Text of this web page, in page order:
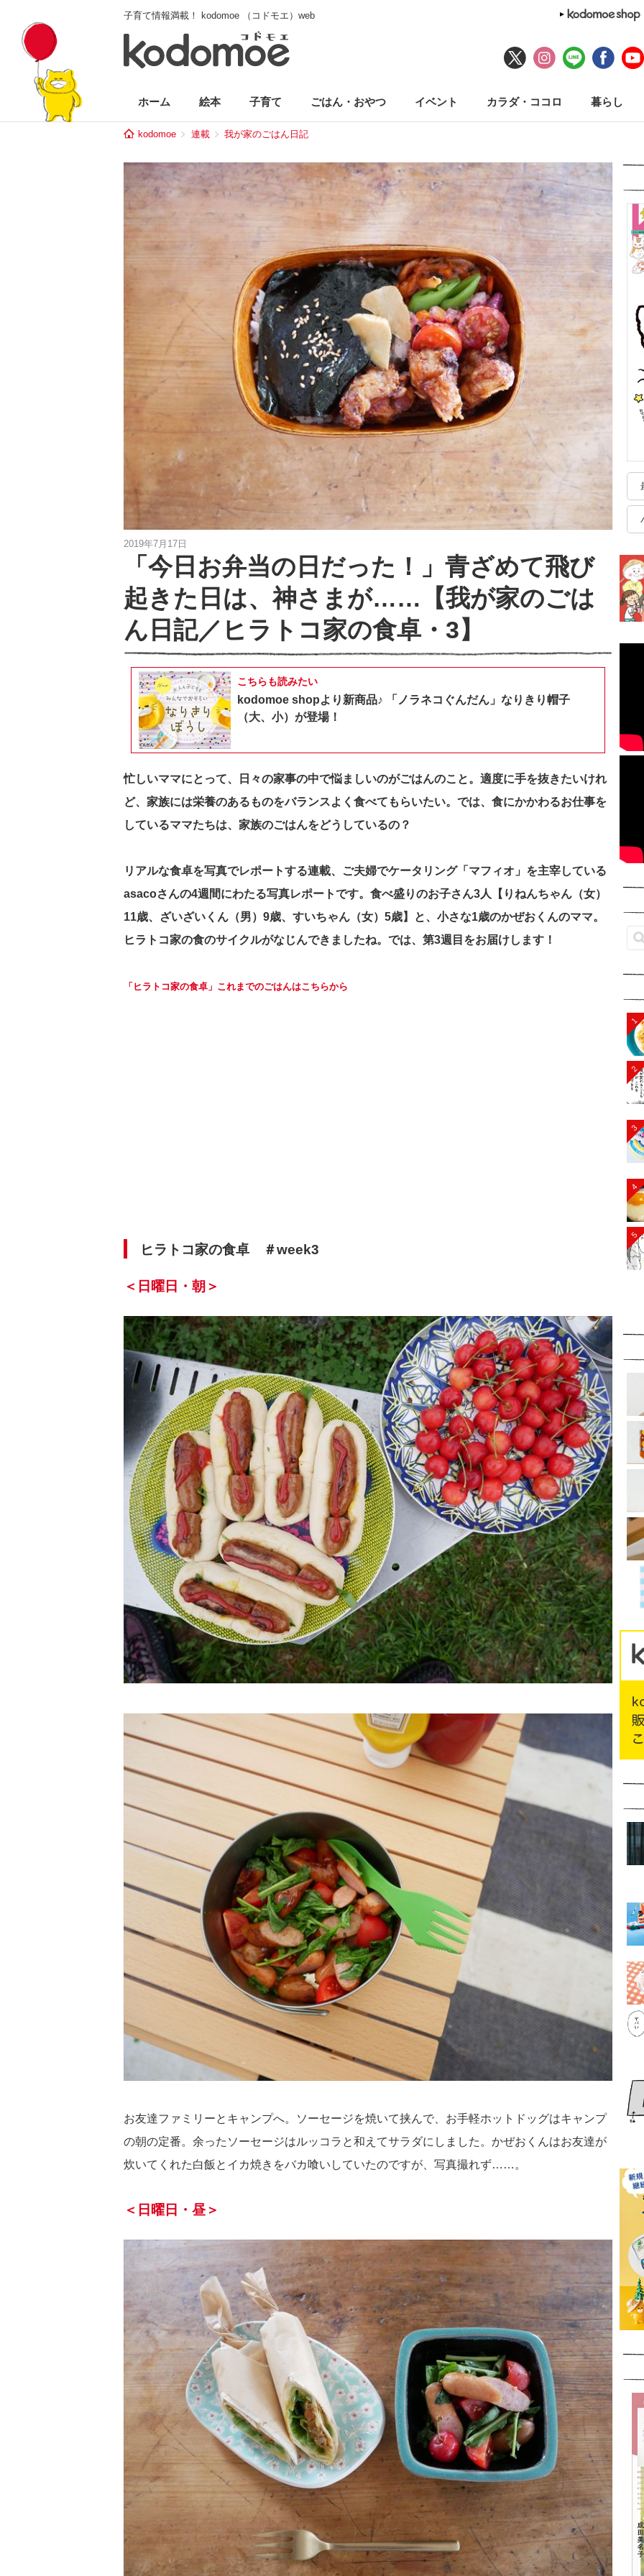
子育て情報満載！ kodomoe （コドモエ）web
ホーム 絵本 子育て ごはん・おやつ イベント カラダ・ココロ 暮らし
kodomoe 連載 我が家のごはん日記
2019年7月17日
「今日お弁当の日だった！」青ざめて飛び
起きた日は、神さまが……【我が家のごは
ん日記／ヒラトコ家の食卓・3】
こちらも読みたい
kodomoe shopより新商品♪ 「ノラネコぐんだん」なりきり帽子
（大、小）が登場！
忙しいママにとって、日々の家事の中で悩ましいのがごはんのこと。適度に手を抜きたいけれ
ど、家族には栄養のあるものをバランスよく食べてもらいたい。では、食にかかわるお仕事を
しているママたちは、家族のごはんをどうしているの？
リアルな食卓を写真でレポートする連載、
ご夫婦でケータリング「マフィオ」を主宰している
asacoさんの4週間にわたる写真レポートです。食べ盛りのお子さん3人【りねんちゃん（女）
11歳、ざいざいくん（男）9歳、すいちゃん（女）5歳】と、小さな1歳のかぜおくんのママ。
ヒラトコ家の食のサイクルがなじんできましたね。では、第3週目をお届けします！
「ヒラトコ家の食卓」これまでのごはんはこちらから
ヒラトコ家の食卓 ＃week3
＜日曜日・朝＞
お友達ファミリーとキャンプへ。ソーセージを焼いて挟んで、お手軽ホットドッグはキャンプ
の朝の定番。余ったソーセージはルッコラと和えてサラダにしました。かぜおくんはお友達が
炊いてくれた白飯とイカ焼きをバカ喰いしていたのですが、写真撮れず……。
＜日曜日・昼＞
1
2
3
4
5